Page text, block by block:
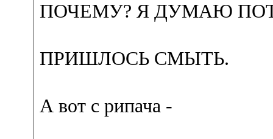
ПОЧЕМУ? Я ДУМАЮ
ПРИШЛОСЬ СМЫТЬ.
А вот с рипача -